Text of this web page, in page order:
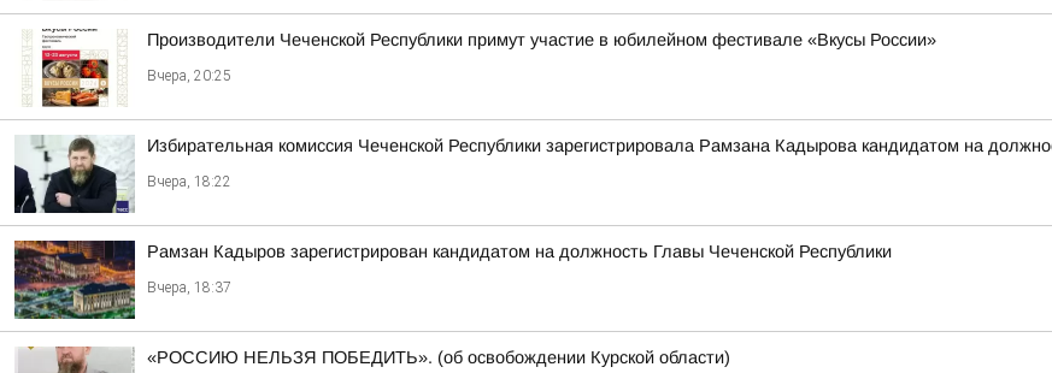
Производители Чеченской Республики примут участие в юбилейном фестивале «Вкусы России»
Вчера, 20:25
Избирательная комиссия Чеченской Республики зарегистрировала Рамзана Кадырова кандидатом на
Вчера, 18:22
Рамзан Кадыров зарегистрирован кандидатом на должность Главы Чеченской Республики
Вчера, 18:37
«РОССИЮ НЕЛЬЗЯ ПОБЕДИТЬ». (об освобождении Курской области)